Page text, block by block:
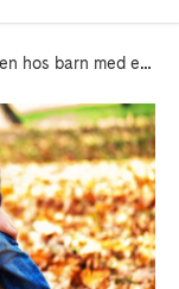
Uppsats om livskvaliteten hos barn med epilepsi